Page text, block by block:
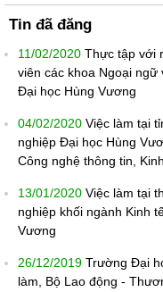
Tin đã đăng
11/02/2020 Thực tập với
viên các khoa Ngoại
Đại học Hùng Vương
04/02/2020 Việc làm tại
nghiệp Đại học Hùng
Công nghệ thông tin,
13/01/2020 Việc làm tại
nghiệp khối ngành Kinh
Vương
26/12/2019 Trường Đại
làm, Bộ Lao động -